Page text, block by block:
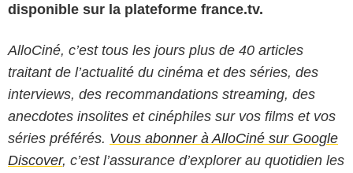
disponible sur la plateforme france.tv.
AlloCiné, c’est tous les jours plus de 40 articles
traitant de l’actualité du cinéma et des séries, des
interviews, des recommandations streaming, des
anecdotes insolites et cinéphiles sur vos films et vos
séries préférés. Vous abonner à AlloCiné sur Google
Discover, c’est l’assurance d’explorer au quotidien les